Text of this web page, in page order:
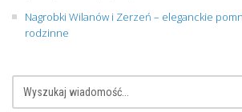
Nagrobki Wilanów i Zerzeń – eleganckie
rodzinne